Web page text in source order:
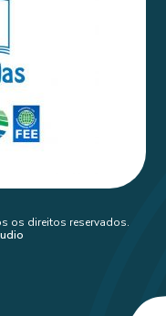
os direitos reservados.